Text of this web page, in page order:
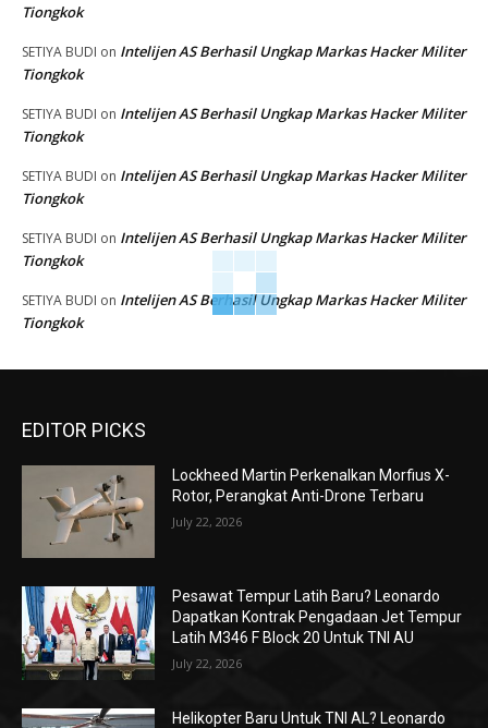
Tiongkok
SETIYA BUDI on Intelijen AS Berhasil Ungkap Markas Hacker Militer
Tiongkok
SETIYA BUDI on Intelijen AS Berhasil Ungkap Markas Hacker Militer
Tiongkok
SETIYA BUDI on Intelijen AS Berhasil Ungkap Markas Hacker Militer
Tiongkok
SETIYA BUDI on Intelijen AS Berhasil Ungkap Markas Hacker Militer
Tiongkok
SETIYA BUDI on Intelijen AS Berhasil Ungkap Markas Hacker Militer
Tiongkok
EDITOR PICKS
Lockheed Martin Perkenalkan Morfius X-
Rotor, Perangkat Anti-Drone Terbaru
July 22, 2026
Pesawat Tempur Latih Baru? Leonardo
Dapatkan Kontrak Pengadaan Jet Tempur
Latih M346 F Block 20 Untuk TNI AU
July 22, 2026
Helikopter Baru Untuk TNI AL? Leonardo